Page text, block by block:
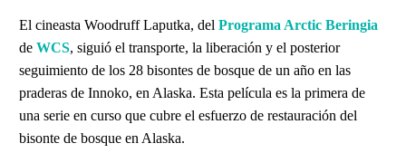
El cineasta Woodruff Laputka, del Programa Arctic Beringia
de WCS, siguió el transporte, la liberación y el posterior
seguimiento de los 28 bisontes de bosque de un año en las
praderas de Innoko, en Alaska. Esta película es la primera de
una serie en curso que cubre el esfuerzo de restauración del
bisonte de bosque en Alaska.